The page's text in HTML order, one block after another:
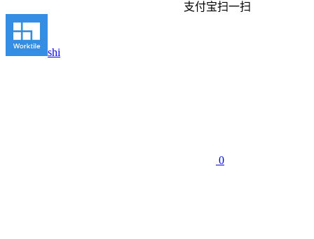
支付宝扫一扫
shi
0